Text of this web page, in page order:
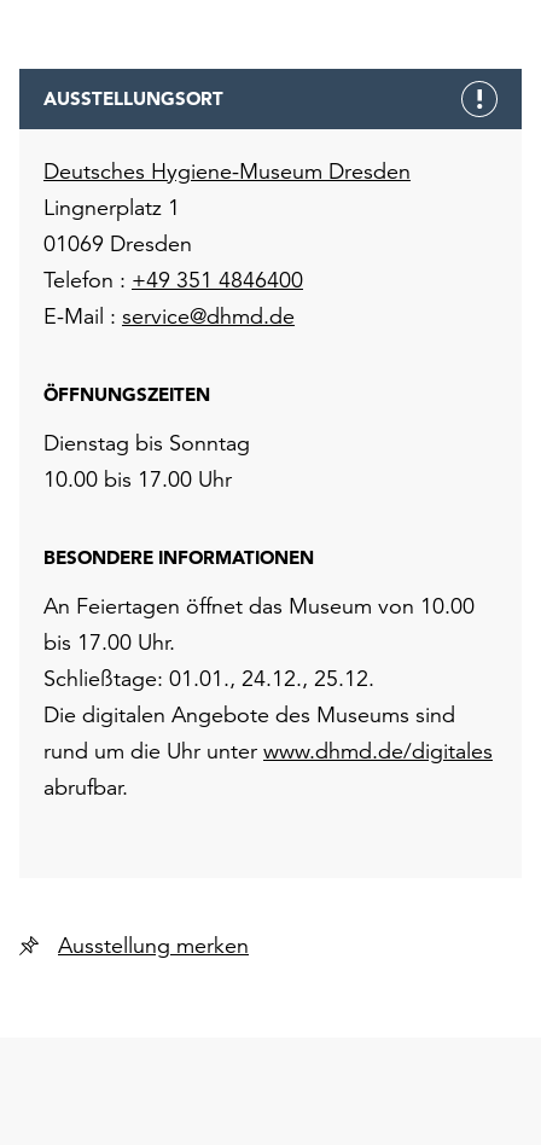
AUSSTELLUNGSORT
Deutsches Hygiene-Museum Dresden
Lingnerplatz 1
01069 Dresden
Telefon : +49 351 4846400
E-Mail : service@dhmd.de
ÖFFNUNGSZEITEN
Dienstag bis Sonntag
10.00 bis 17.00 Uhr
BESONDERE INFORMATIONEN
An Feiertagen öffnet das Museum von 10.00
bis 17.00 Uhr.
Schließtage: 01.01., 24.12., 25.12.
Die digitalen Angebote des Museums sind
rund um die Uhr unter www.dhmd.de/digitales
abrufbar.
Ausstellung merken